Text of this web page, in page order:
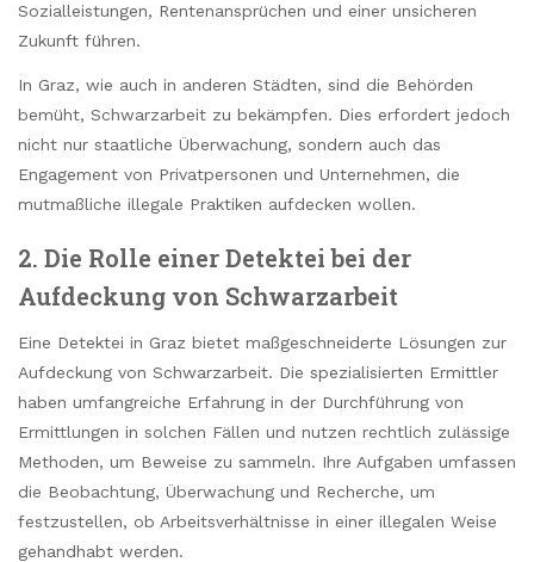
Sozialleistungen, Rentenansprüchen und einer unsicheren
Zukunft führen.
In Graz, wie auch in anderen Städten, sind die Behörden
bemüht, Schwarzarbeit zu bekämpfen. Dies erfordert jedoch
nicht nur staatliche Überwachung, sondern auch das
Engagement von Privatpersonen und Unternehmen, die
mutmaßliche illegale Praktiken aufdecken wollen.
2. Die Rolle einer Detektei bei der
Aufdeckung von Schwarzarbeit
Eine Detektei in Graz bietet maßgeschneiderte Lösungen zur
Aufdeckung von Schwarzarbeit. Die spezialisierten Ermittler
haben umfangreiche Erfahrung in der Durchführung von
Ermittlungen in solchen Fällen und nutzen rechtlich zulässige
Methoden, um Beweise zu sammeln. Ihre Aufgaben umfassen
die Beobachtung, Überwachung und Recherche, um
festzustellen, ob Arbeitsverhältnisse in einer illegalen Weise
gehandhabt werden.